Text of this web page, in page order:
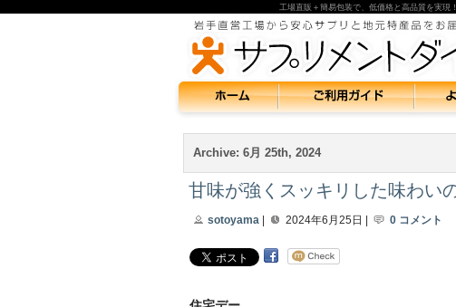
工場直販＋簡易包装で、低価格と高品質を実
Archive: 6月 25th, 2024
甘味が強くスッキリした味わい
sotoyama 2024年6月25日 | 0 コメント